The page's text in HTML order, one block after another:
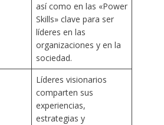
así como en las «Power
Skills» clave para ser
líderes en las
organizaciones y en la
sociedad.
Líderes visionarios
comparten sus
experiencias,
estrategias y